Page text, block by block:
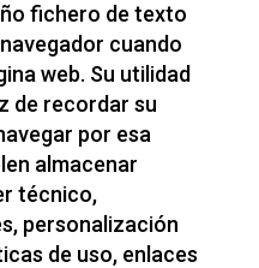
fichero de texto
cuando
web. Su utilidad
de recordar su
por esa
almacenar
técnico,
personalización
de uso, enlaces